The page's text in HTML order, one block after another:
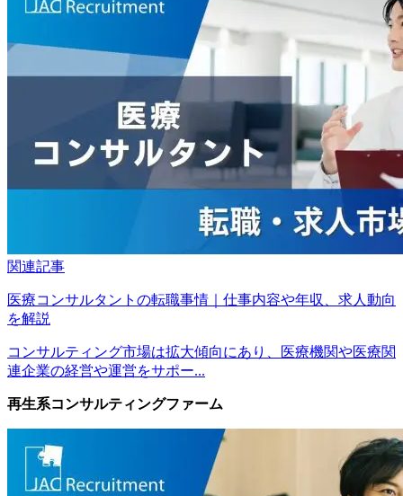
関連記事
医療コンサルタントの転職事情｜仕事内容や年収、求人動向
を解説
コンサルティング市場は拡大傾向にあり、医療機関や医療関
連企業の経営や運営をサポー...
再生系コンサルティングファーム